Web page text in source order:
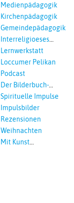
Medienpädagogik
Kirchenpädagogik
Gemeindepädagogik
Interreligioeses
Lernen
Lernwerkstatt
Loccumer Pelikan
Podcast
Der Bilderbuch-
Podcast
Spirituelle Impulse
Impulsbilder
Rezensionen
Weihnachten
Mit Kunst